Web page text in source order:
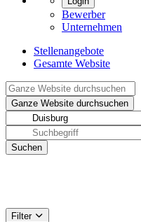
Bewerber
Unternehmen
Stellenangebote
Gesamte Website
Filter